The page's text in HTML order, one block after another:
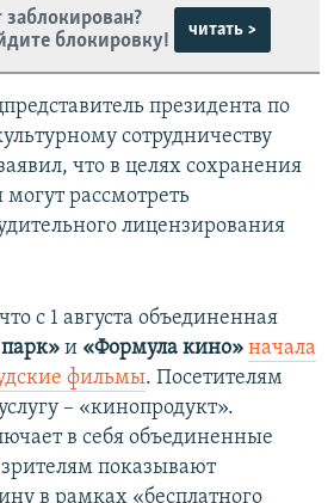
заблокирован?
блокировку!
читать >
президента по
сотрудничеству
что в целях сохранения
рассмотреть
лицензирования
с 1 августа объединенная
и «Формула кино» начала
фильмы. Посетителям
– «кинопродукт».
в себя объединенные
показывают
в рамках «бесплатного